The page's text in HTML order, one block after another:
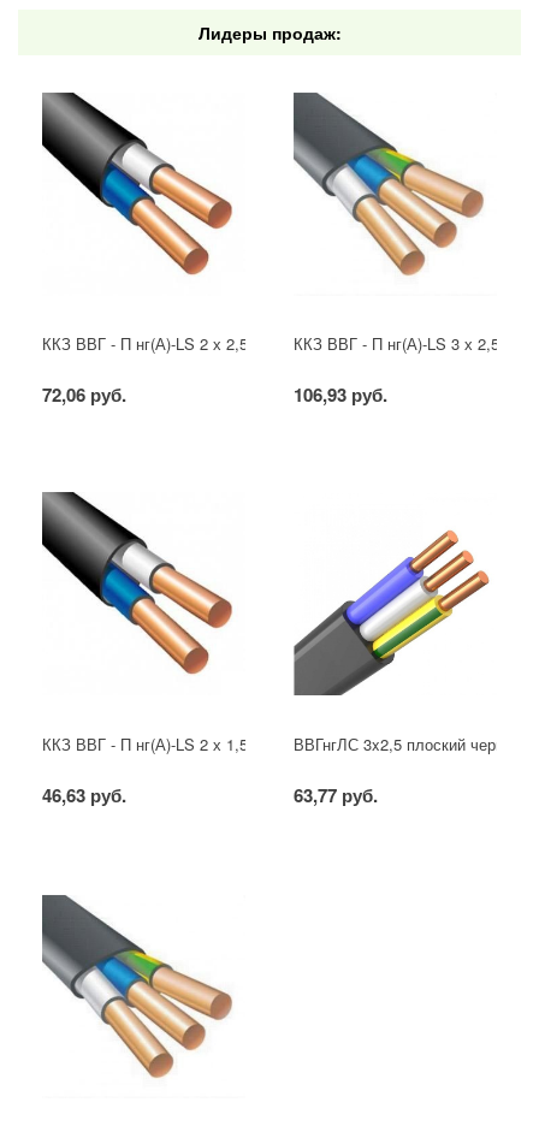
Лидеры продаж:
ККЗ ВВГ - П нг(А)-LS 2 х 2,5 ГОСТ
72,06 руб.
ККЗ ВВГ - П нг(А)-LS 3 х 2,5
106,93 руб.
ККЗ ВВГ - П нг(А)-LS 2 х 1,5 ГОСТ
46,63 руб.
ВВГнгЛС 3x2,5 плоский черный
63,77 руб.